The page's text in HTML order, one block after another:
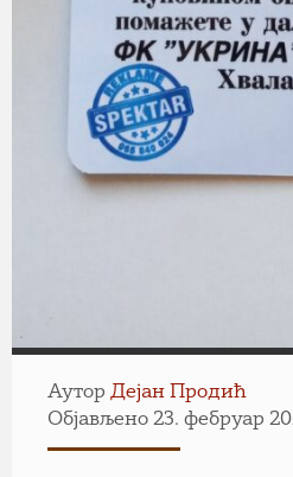
Аутор Дејан Продић
Објављено 23. фебруар